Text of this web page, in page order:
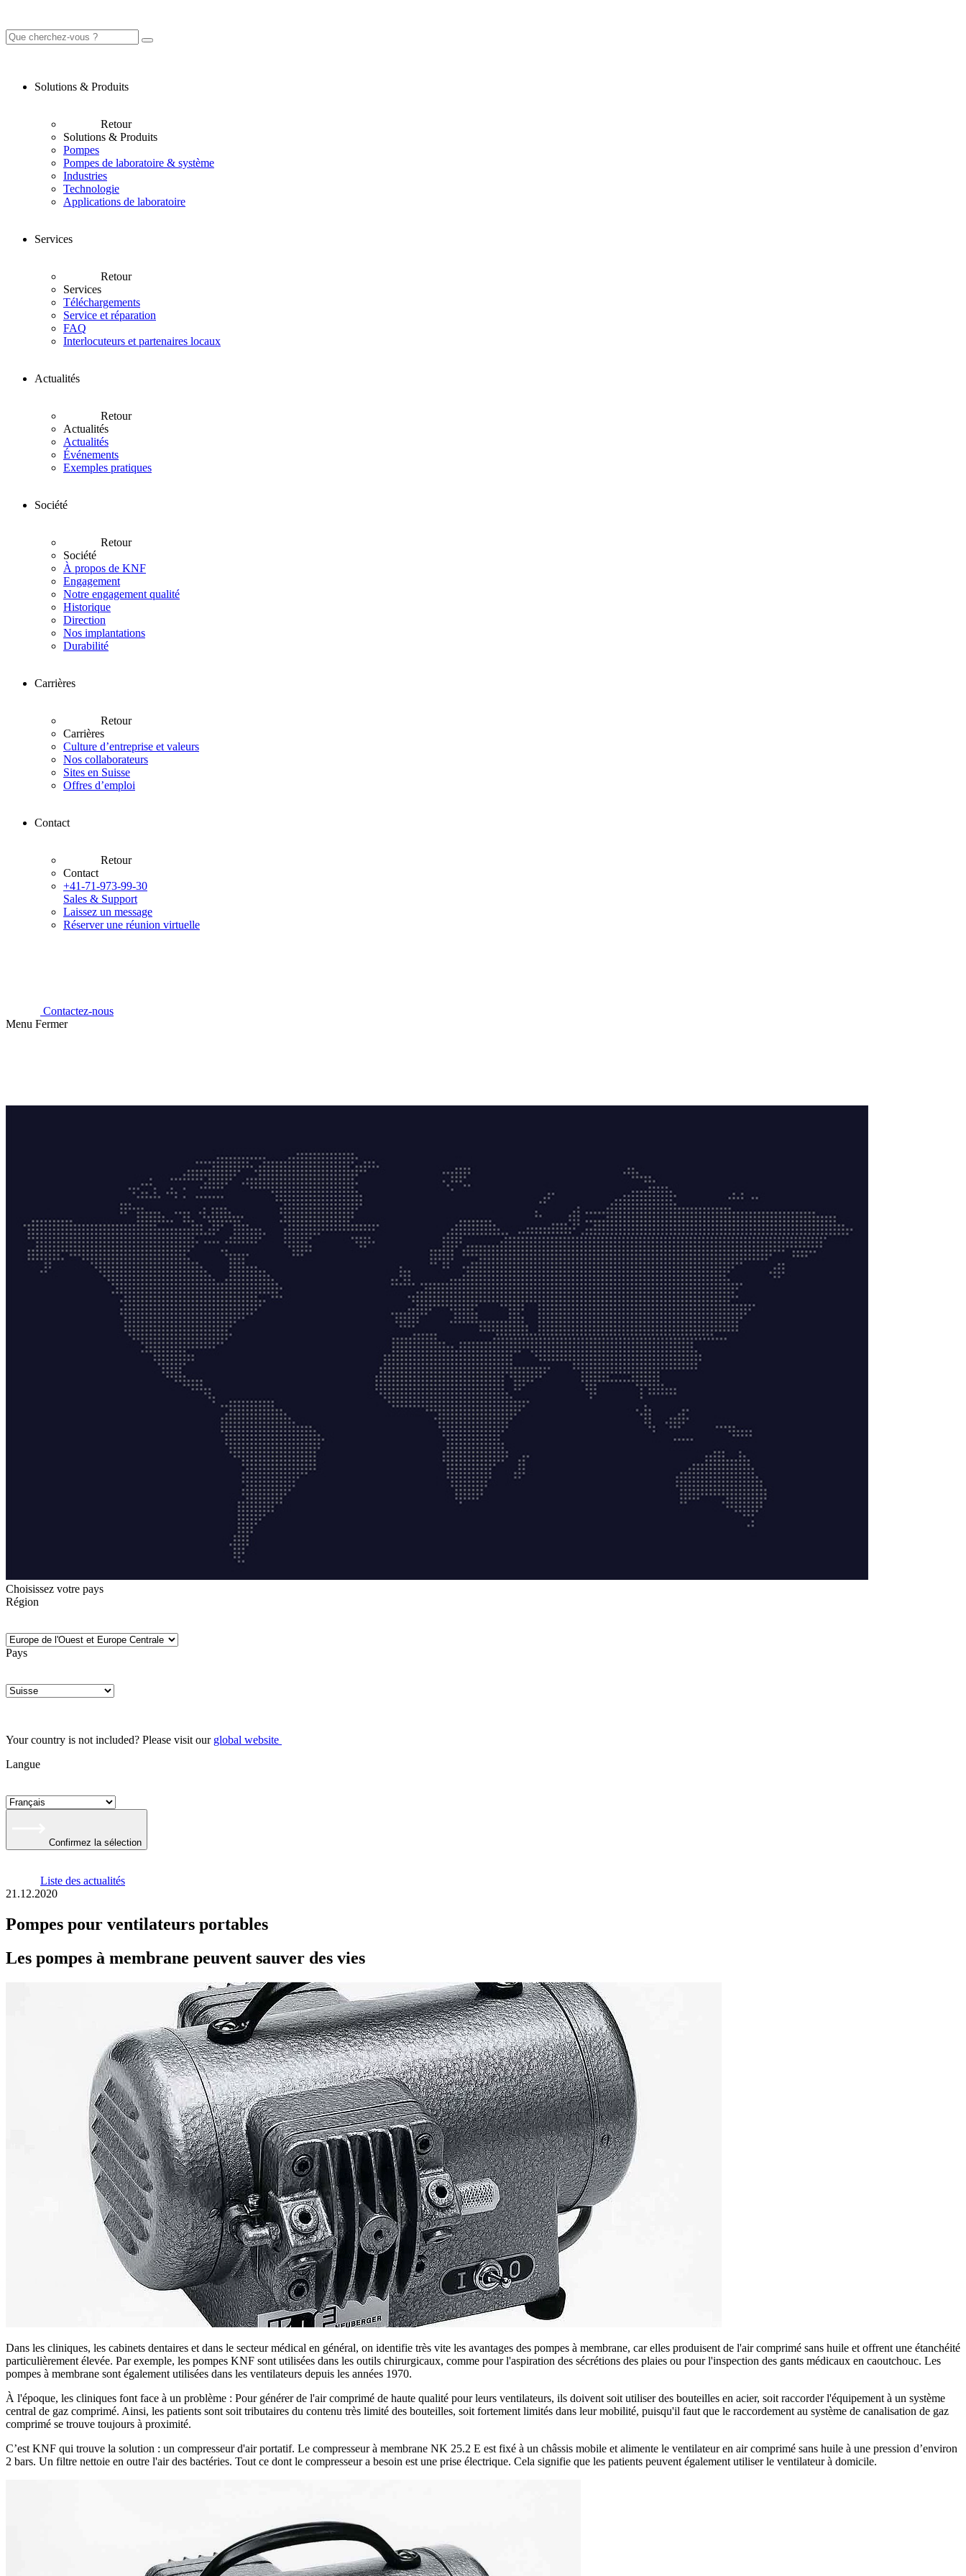
Solutions & Produits
Retour
Solutions & Produits
Pompes
Pompes de laboratoire & système
Industries
Technologie
Applications de laboratoire
Services
Retour
Services
Téléchargements
Service et réparation
FAQ
Interlocuteurs et partenaires locaux
Actualités
Retour
Actualités
Actualités
Événements
Exemples pratiques
Société
Retour
Société
À propos de KNF
Engagement
Notre engagement qualité
Historique
Direction
Nos implantations
Durabilité
Carrières
Retour
Carrières
Culture d’entreprise et valeurs
Nos collaborateurs
Sites en Suisse
Offres d’emploi
Contact
Retour
Contact
+41-71-973-99-30
Sales & Support
Laissez un message
Réserver une réunion virtuelle
Contactez-nous
Menu Fermer
Choisissez votre pays
Région
Pays
Your country is not included? Please visit our global website
Langue
Confirmez la sélection
Liste des actualités
21.12.2020
Pompes pour ventilateurs portables
Les pompes à membrane peuvent sauver des vies
Dans les cliniques, les cabinets dentaires et dans le secteur médical en général, on identifie très vite les avantages des pompes à membrane, car elles produisent de l'air comprimé sans huile et offrent une étanchéité
particulièrement élevée. Par exemple, les pompes KNF sont utilisées dans les outils chirurgicaux, comme pour l'aspiration des sécrétions des plaies ou pour l'inspection des gants médicaux en caoutchouc. Les
pompes à membrane sont également utilisées dans les ventilateurs depuis les années 1970.
À l'époque, les cliniques font face à un problème : Pour générer de l'air comprimé de haute qualité pour leurs ventilateurs, ils doivent soit utiliser des bouteilles en acier, soit raccorder l'équipement à un système
central de gaz comprimé. Ainsi, les patients sont soit tributaires du contenu très limité des bouteilles, soit fortement limités dans leur mobilité, puisqu'il faut que le raccordement au système de canalisation de gaz
comprimé se trouve toujours à proximité.
C’est KNF qui trouve la solution : un compresseur d'air portatif. Le compresseur à membrane NK 25.2 E est fixé à un châssis mobile et alimente le ventilateur en air comprimé sans huile à une pression d’environ
2 bars. Un filtre nettoie en outre l'air des bactéries. Tout ce dont le compresseur a besoin est une prise électrique. Cela signifie que les patients peuvent également utiliser le ventilateur à domicile.